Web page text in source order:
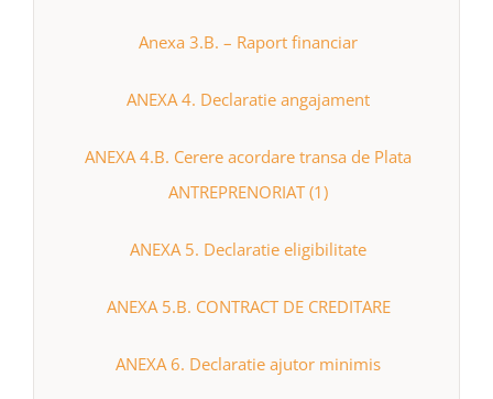
Anexa 3.B. – Raport financiar
ANEXA 4. Declaratie angajament
ANEXA 4.B. Cerere acordare transa de Plata
ANTREPRENORIAT (1)
ANEXA 5. Declaratie eligibilitate
ANEXA 5.B. CONTRACT DE CREDITARE
ANEXA 6. Declaratie ajutor minimis